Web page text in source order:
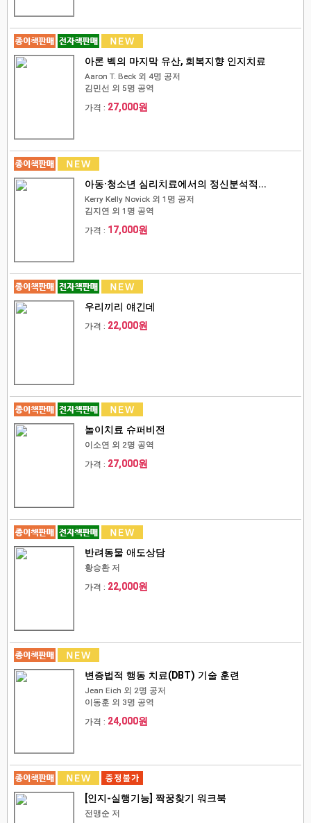
아론 벡의 마지막 유산, 회복지향 인지치료
Aaron T. Beck 외 4명 공저
김민선 외 5명 공역
가격 : 27,000원
아동·청소년 심리치료에서의 정신분석적...
Kerry Kelly Novick 외 1명 공저
김지연 외 1명 공역
가격 : 17,000원
우리끼리 얘긴데
가격 : 22,000원
놀이치료 슈퍼비전
이소연 외 2명 공역
가격 : 27,000원
반려동물 애도상담
황승환 저
가격 : 22,000원
변증법적 행동 치료(DBT) 기술 훈련
Jean Eich 외 2명 공저
이동훈 외 3명 공역
가격 : 24,000원
[인지-실행기능] 짝꿍찾기 워크북
전맹순 저